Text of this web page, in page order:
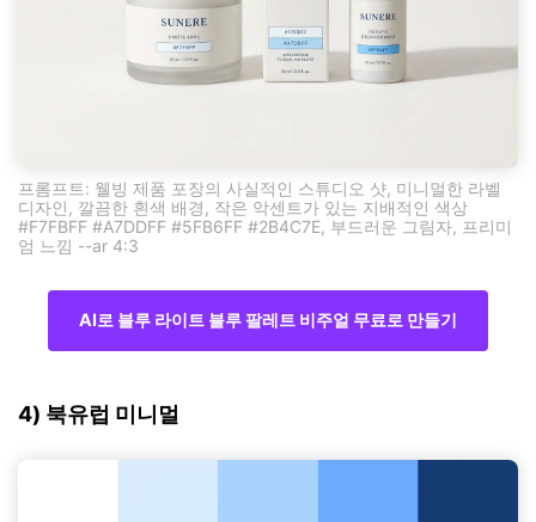
프롬프트: 웰빙 제품 포장의 사실적인 스튜디오 샷, 미니멀한 라벨
디자인, 깔끔한 흰색 배경, 작은 악센트가 있는 지배적인 색상
#F7FBFF #A7DDFF #5FB6FF #2B4C7E, 부드러운 그림자, 프리미
엄 느낌 --ar 4:3
AI로 블루 라이트 블루 팔레트 비주얼 무료로 만들기
4) 북유럽 미니멀